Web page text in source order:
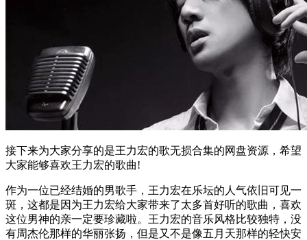
接下来为大家分享的是王力宏的歌无损合集的网盘资源，希望
大家能够喜欢王力宏的歌曲!
作为一位已经结婚的男歌手，王力宏在乐坛的人气依旧可见一
斑，这都是因为王力宏给大家带来了太多首好听的歌曲，喜欢
这位男神的亲一定要珍藏啦。王力宏的音乐风格比较独特，没
有周杰伦那样的华丽张扬，但是又不是像五月天那样的轻快安